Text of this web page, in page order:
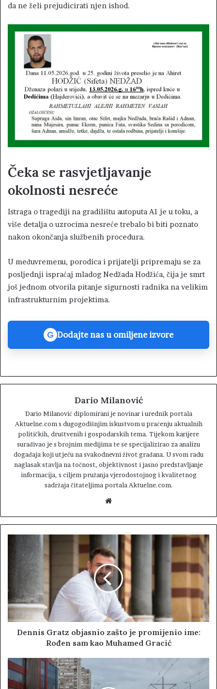
da ne želi prejudicirati njen ishod.
Čeka se rasvjetljavanje
okolnosti nesreće
Istraga o tragediji na gradilištu autoputa A1 je u toku, a
više detalja o uzrocima nesreće trebalo bi biti poznato
nakon okončanja službenih procedura.
U međuvremenu, porodica i prijatelji pripremaju se za
posljednji ispraćaj mladog Nedžada Hodžića, čija je smrt
još jednom otvorila pitanje sigurnosti radnika na velikim
infrastrukturnim projektima.
G Dodajte nas u omiljene izvore
Dario Milanović
Dario Milanović diplomirani je novinar i urednik portala
Aktuelne.com s dugogodišnjim iskustvom u praćenju aktualnih
političkih, društvenih i gospodarskih tema. Tijekom karijere
surađivao je s brojnim medijima te se specijalizirao za analizu
događaja koji utječu na svakodnevni život građana. U svom radu
naglasak stavlja na točnost, objektivnost i jasno predstavljanje
informacija, s ciljem pružanja vjerodostojnog i kvalitetnog
sadržaja čitateljima portala Aktuelne.com.
b
s
t
e
Dennis Gratz objasnio zašto je promijenio ime:
Rođen sam kao Muhamed Gracić